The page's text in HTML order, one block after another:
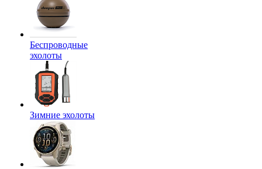
Беспроводные
эхолоты
Зимние эхолоты